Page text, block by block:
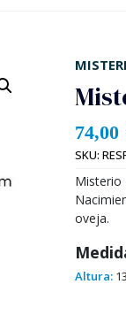
74,00
SKU:
Misterio
oveja.
Altura: